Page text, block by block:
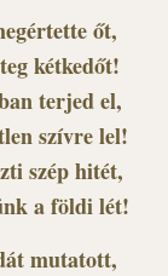
őt,
kétkedőt!
terjed el,
szívre lel!
szép hitét,
a földi lét!
mutatott,